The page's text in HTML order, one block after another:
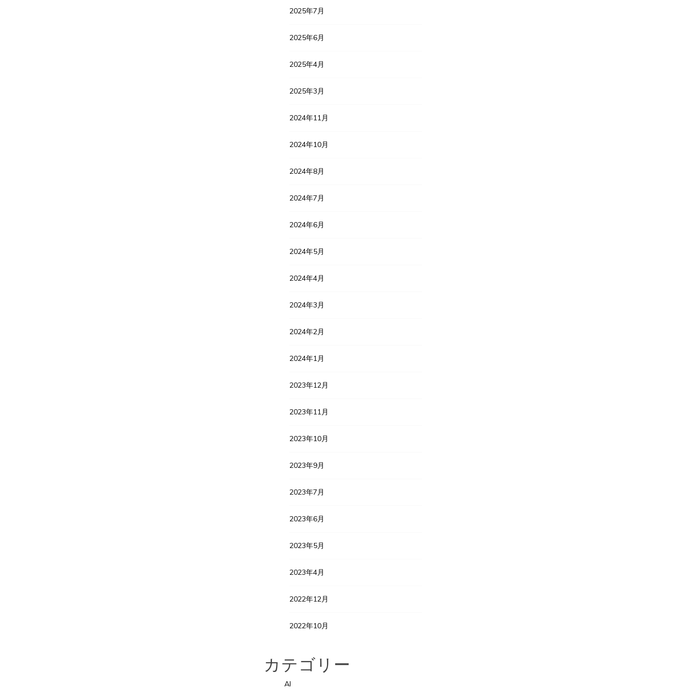
2025年7月
2025年6月
2025年4月
2025年3月
2024年11月
2024年10月
2024年8月
2024年7月
2024年6月
2024年5月
2024年4月
2024年3月
2024年2月
2024年1月
2023年12月
2023年11月
2023年10月
2023年9月
2023年7月
2023年6月
2023年5月
2023年4月
2022年12月
2022年10月
カテゴリー
AI